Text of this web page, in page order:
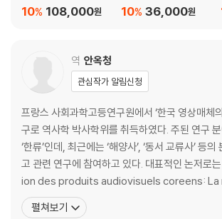
1790년의 공드르쿠르/뫼즈와 그에 속한 마을들: 직
III. 행정 체계 설명하기: 도시(villes)
도시란 무엇인가?
간단한 사례들
브장송과 지역적 우위의 문제
교통의 요충지, 로아네
교통의 요지에 위치한 로안
자본주의와 봉건주의
도시 안의 도시
108,000원
10% 36,000원
10%
역 안옥청
관심작가 알림신청
프랑스 사회과학고등연구원에서 ‘한국 영상매체
구로 역사학 박사학위를 취득하였다. 주된 연구 분
‘한류’인데, 최근에는 ‘해양사’, ‘동서 교류사’ 등
고 관련 연구에 참여하고 있다. 대표적인 논저로
ion des produits audiovisuels coreens:
eux feuilletons televises ‘Sonate d’hiver’
aupres des publics japonais, coreens et
펼쳐보기